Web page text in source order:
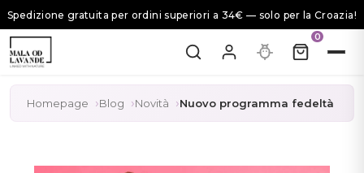
Spedizione gratuita per ordini superiori a 34€ — solo per la Croazia!
0
Homepage Blog Novità Nuovo programma fedeltà